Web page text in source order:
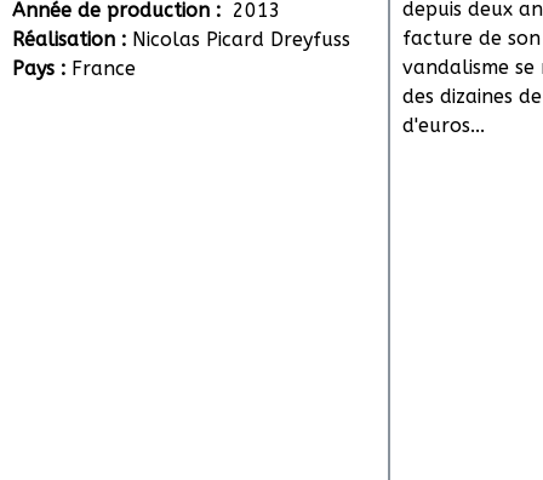
Année de production : 2013
Réalisation : Nicolas Picard Dreyfuss
Pays : France
depuis deux
facture de son
vandalisme se
des dizaines
d'euros...